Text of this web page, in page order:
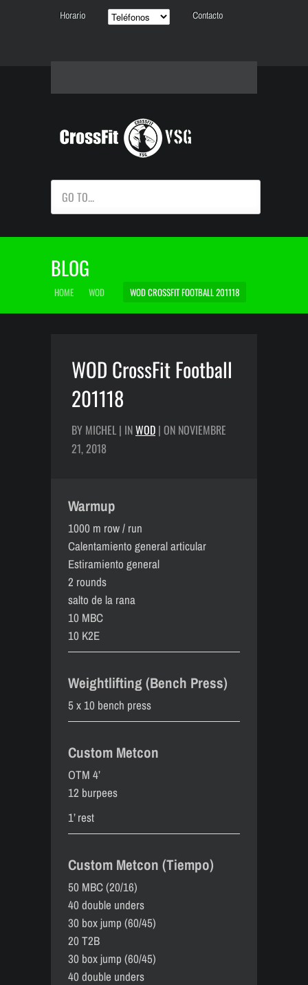
Horario Contacto
GO TO...
BLOG
HOME WOD WOD CROSSFIT FOOTBALL 201118
WOD CrossFit Football
201118
BY MICHEL | INWOD | ON NOVIEMBRE
21, 2018
Warmup
1000 m row / run
Calentamiento general articular
Estiramiento general
2 rounds
salto de la rana
10 MBC
10 K2E
Weightlifting (Bench Press)
5 x 10 bench press
Custom Metcon
OTM 4’
12 burpees
1’ rest
Custom Metcon (Tiempo)
50 MBC (20/16)
40 double unders
30 box jump (60/45)
20 T2B
30 box jump (60/45)
40 double unders